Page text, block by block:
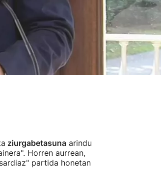
ziurgabetasunaarindu
Horren aurrean,
partida honetan